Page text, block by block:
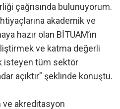
çağrısında bulunuyorum.
akademik ve
hazır olan BİTUAM’ın
ve katma değerli
isteyen tüm sektör
açıktır” şeklinde konuştu.
ve akreditasyon